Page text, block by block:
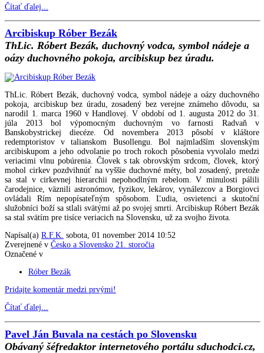
Čítať ďalej...
Arcibiskup Róber Bezák
ThLic. Róbert Bezák, duchovný vodca, symbol nádeje a
oázy duchovného pokoja, arcibiskup bez úradu.
ThLic. Róbert Bezák, duchovný vodca, symbol nádeje a oázy duchovného
pokoja, arcibiskup bez úradu, zosadený bez verejne známeho dôvodu, sa
narodil 1. marca 1960 v Handlovej. V období od 1. augusta 2012 do 31.
júla 2013 bol výpomocným duchovným vo farnosti Radvaň v
Banskobystrickej diecéze. Od novembera 2013 pôsobí v kláštore
redemptoristov v talianskom Busollengu. Bol najmladším slovenským
arcibiskupom a jeho odvolanie po troch rokoch pôsobenia vyvolalo medzi
veriacimi vlnu pobúrenia. Človek s tak obrovským srdcom, človek, ktorý
mohol cirkev pozdvihnúť na vyššie duchovné méty, bol zosadený, pretože
sa stal v cirkevnej hierarchii nepohodlným rebelom. V minulosti pálili
čarodejnice, väznili astronómov, fyzikov, lekárov, vynálezcov a Borgiovci
ovládali Rím nepopísateľným spôsobom. Ľudia, osvietenci a skutoční
služobníci boží sa stlali svätými až po svojej smrti. Arcibiskup Róbert Bezák
sa stal svätím pre tisíce veriacich na Slovensku, už za svojho života.
Napísal(a) R.F.K. sobota, 01 november 2014 10:52
Zverejnené v Česko a Slovensko 21. storočia
Označené v
Róber Bezák
Pridajte komentár medzi prvými!
Čítať ďalej...
Pavel Ján Buvala na cestách po Slovensku
Obávaný šéfredaktor internetového portálu sduchodci.cz,